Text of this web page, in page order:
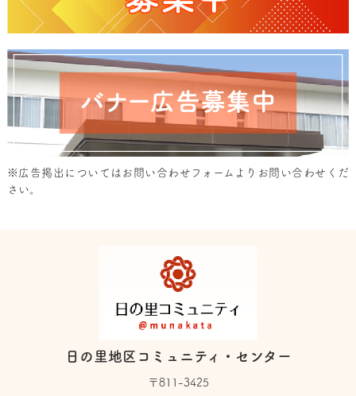
※広告掲出については お問い合わせフォーム
よりお問い合わせくだ
さい。
日の里地区コミュニティ・センター
〒811-3425